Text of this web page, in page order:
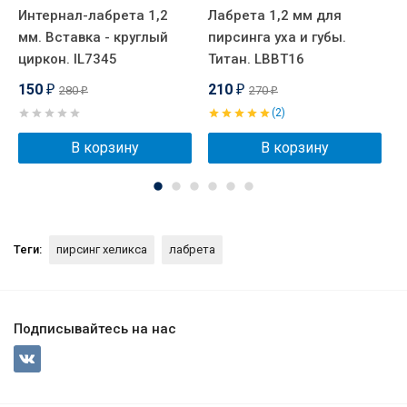
Интернал-лабрета 1,2
мм. Вставка - круглый
циркон. IL7345
150 ₽ 280₽
В корзину
Лабрета 1,2 мм для
пирсинга уха и губы.
Титан. LBBT16
210 ₽ 270₽
(2)
В корзину
Теги: пирсинг хеликса лабрета
Подписывайтесь на нас